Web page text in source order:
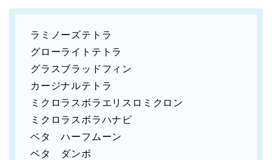
ラミノーズテトラ
グローライトテトラ
グラスブラッドフィン
カージナルテトラ
ミクロラスボラエリスロミクロン
ミクロラスボラハナビ
ベタ ハーフムーン
ベタ ダンボ